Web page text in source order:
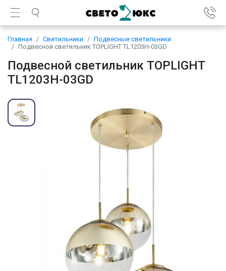
Главная Светильники
Подвесные светильники
Подвесной светильник TOPLIGHT TL1203H-03GD
Подвесной светильник TOPLIGHT
TL1203H-03GD